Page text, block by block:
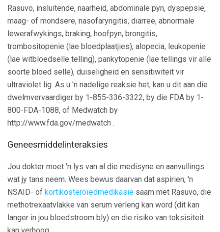
Rasuvo, insluitende, naarheid, abdominale pyn, dyspepsie,
maag- of mondsere, nasofaryngitis, diarree, abnormale
lewerafwykings, braking, hoofpyn, brongitis,
trombositopenie (lae bloedplaatjies), alopecia, leukopenie
(lae witbloedselle telling), pankytopenie (lae tellings vir alle
soorte bloed selle), duiseligheid en sensitiwiteit vir
ultraviolet lig. As u 'n nadelige reaksie het, kan u dit aan die
dwelmvervaardiger by 1-855-336-3322, by die FDA by 1-
800-FDA-1088, of Medwatch by
http://www.fda.gov/medwatch .
Geneesmiddelinteraksies
Jou dokter moet 'n lys van al die medisyne en aanvullings
wat jy tans neem. Wees bewus daarvan dat aspirien, 'n
NSAID- of kortikosteroïedmedikasie saam met Rasuvo, die
methotrexaatvlakke van serum verleng kan word (dit kan
langer in jou bloedstroom bly) en die risiko van toksisiteit